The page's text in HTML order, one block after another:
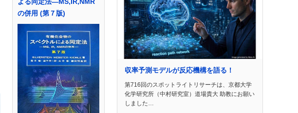
の併用 (第７版)
収率予測モデルが反応機構を語る！
第716回のスポットライトリサーチは、京都大学
化学研究所（中村研究室）道場貴大 助教にお願い
しました…